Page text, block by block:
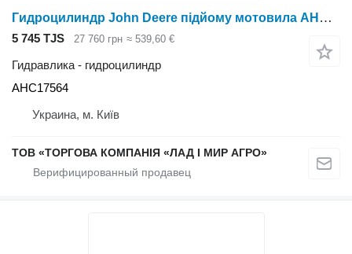
Гидроцилиндр John Deere підйому мотовила AHC17564 для жатки зерновой John Deere
5 745 TJS 27 760 грн ≈ 539,60 €
Гидравлика - гидроцилиндр
AHC17564
Украина, м. Київ
ТОВ «ТОРГОВА КОМПАНІЯ «ЛАД І МИР АГРО»